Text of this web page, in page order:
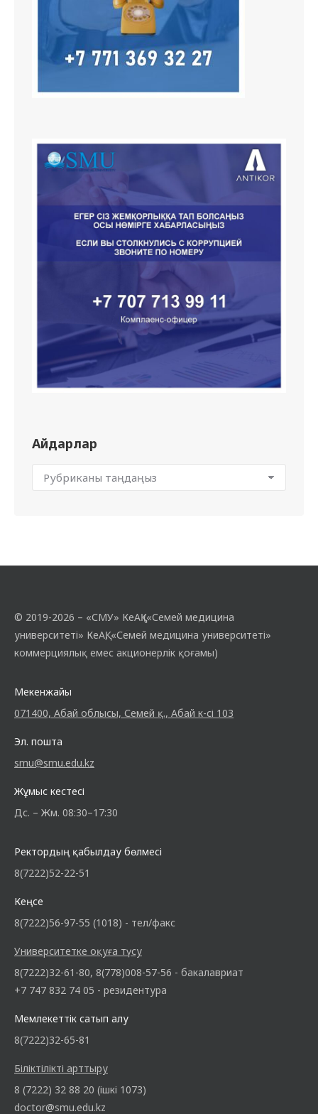
Айдарлар
© 2019-2026 – «СМУ» КеАҚ («Семей медицина
университеті» КеАҚ, «Семей медицина университеті»
коммерциялық емес акционерлік қоғамы)
Мекенжайы
071400, Абай облысы, Семей қ., Абай к-сі 103
Эл. пошта
smu@smu.edu.kz
Жұмыс кестесі
Дс. – Жм. 08:30–17:30
Ректордың қабылдау бөлмесі
8(7222)52-22-51
Кеңсе
8(7222)56-97-55 (1018) - тел/факс
Университетке оқуға түсу
8(7222)32-61-80, 8(778)008-57-56 - бакалавриат
+7 747 832 74 05 - резидентура
Мемлекеттік сатып алу
8(7222)32-65-81
Біліктілікті арттыру
8 (7222) 32 88 20 (ішкі 1073)
doctor@smu.edu.kz